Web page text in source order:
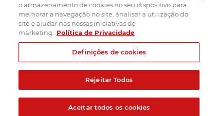
FORÇA DE VENDAS
ASSISTÊNCIA TÉCNICA
DOWNLOADS
CONTATO
Mapa do Site Termos de uso Política de privacidade
Created by
o armazenamento de cookies no seu dispositivo para
melhorar a navegação no site, analisar a utilização do
site e ajudar nas nossas iniciativas de
marketing.
Política de Privacidade
Definições de cookies
Rejeitar Todos
Aceitar todos os cookies